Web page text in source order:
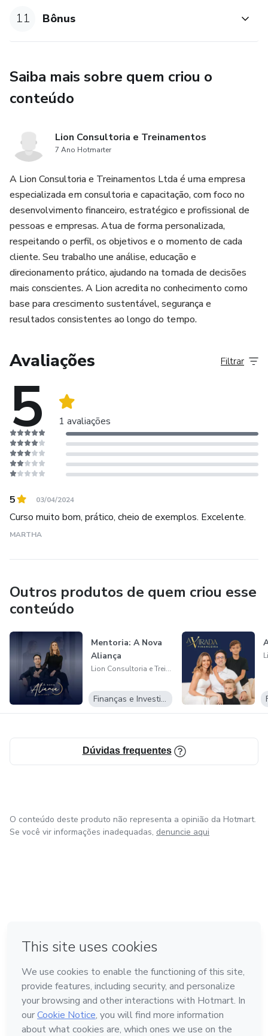
11 Bônus
Saiba mais sobre quem criou o
conteúdo
Lion Consultoria e Treinamentos
7 Ano Hotmarter
A Lion Consultoria e Treinamentos Ltda é uma empresa
especializada em consultoria e capacitação, com foco no
desenvolvimento financeiro, estratégico e profissional de
pessoas e empresas. Atua de forma personalizada,
respeitando o perfil, os objetivos e o momento de cada
cliente. Seu trabalho une análise, educação e
direcionamento prático, ajudando na tomada de decisões
mais conscientes. A Lion acredita no conhecimento como
base para crescimento sustentável, segurança e
resultados consistentes ao longo do tempo.
Avaliações
5 1 avaliações
Filtrar
5 03/04/2024
Curso muito bom, prático, cheio de exemplos. Excelente.
MARTHA
Outros produtos de quem criou esse
conteúdo
Mentoria: A Nova
Aliança
Lion Consultoria e Treinamentos
Finanças e Investimentos
Dúvidas frequentes
O conteúdo deste produto não representa a opinião da Hotmart.
Se você vir informações inadequadas, denuncie aqui
Feito com ❤ na Cidade do México
Conheça a Hotmart